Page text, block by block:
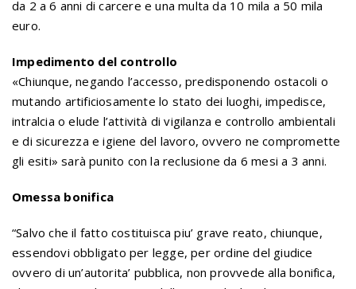
da 2 a 6 anni di carcere e una multa da 10 mila a 50 mila
euro.
Impedimento del controllo
«Chiunque, negando l’accesso, predisponendo ostacoli o
mutando artificiosamente lo stato dei luoghi, impedisce,
intralcia o elude l’attività di vigilanza e controllo ambientali
e di sicurezza e igiene del lavoro, ovvero ne compromette
gli esiti» sarà punito con la reclusione da 6 mesi a 3 anni.
Omessa bonifica
“Salvo che il fatto costituisca piu’ grave reato, chiunque,
essendovi obbligato per legge, per ordine del giudice
ovvero di un’autorita’ pubblica, non provvede alla bonifica,